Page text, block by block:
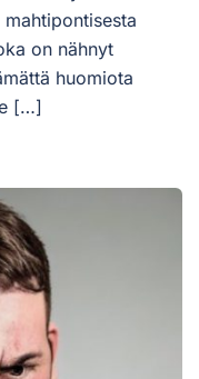
on nähnyt
huomiota
[…]